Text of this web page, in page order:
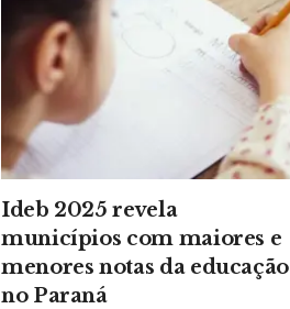
Ideb 2025 revela
municípios com maiores e
menores notas da educação
no Paraná